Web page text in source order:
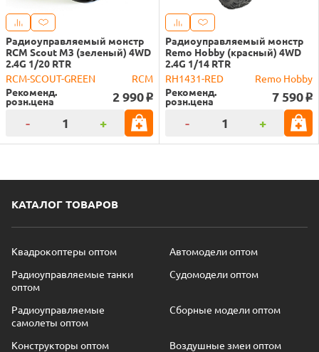
Радиоуправляемый монстр
RCM Scout M3 (зеленый) 4WD
2.4G 1/20 RTR
RCM-SCOUT-GREEN
RCM
Рекоменд.
розн.цена 2 990 o
- +
Радиоуправляемый монстр
Remo Hobby (красный) 4WD
2.4G 1/14 RTR
RH1431-RED
Remo Hobby
Рекоменд.
розн.цена 7 590 o
- +
КАТАЛОГ ТОВАРОВ
Квадрокоптеры оптом
Автомодели оптом
Радиоуправляемые танки
оптом
Судомодели оптом
Радиоуправляемые
самолеты оптом
Сборные модели оптом
Конструкторы оптом
Воздушные змеи оптом